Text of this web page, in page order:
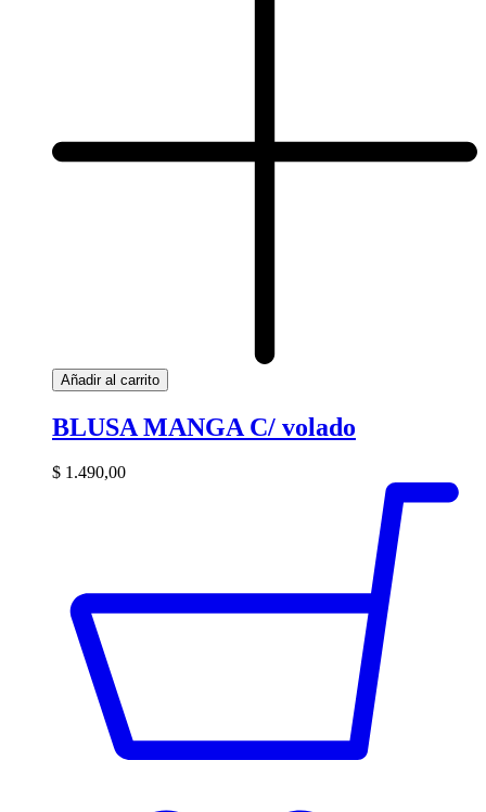
Añadir al carrito
BLUSA MANGA C/ volado
$ 1.490,00